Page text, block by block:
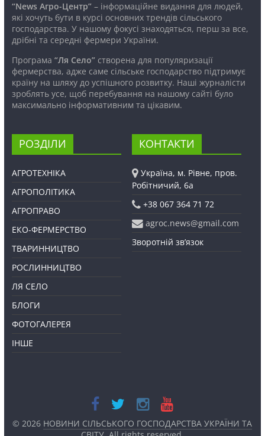
“News Агро-Центр”– інформаційне видання для людей,
які хочуть бути в курсі основних трендів сільського
господарства. У нашому фокусі знаходяться, перш за все,
дрібні та середні фермери України.
Програма “Ля Село”створена для популяризації
фермерства, адже саме сільське господарство підтримує
країну на шляху до успішного розвитку. Наші журналісти
зроблять усе, щоб перебування на нашому сайті було
максимально інформативним та цікавим.
РОЗДІЛИ
АГРОТЕХНІКА
АГРОПОЛІТИКА
АГРОПРАВО
ЕКО-ФЕРМЕРСТВО
ТВАРИННИЦТВО
РОСЛИННИЦТВО
ЛЯ СЕЛО
БЛОГИ
ФОТОГАЛЕРЕЯ
ІНШЕ
КОНТАКТИ
Україна, м. Рівне, пров.
Робітничий, 6а
+38 067 364 71 72
agroc.news@gmail.com
Зворотній зв’язок
© 2026 НОВИНИ СІЛЬСЬКОГО ГОСПОДАРСТВА УКРАЇНИ ТА